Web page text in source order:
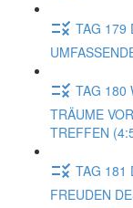
TAG 179
TAG 180
TRÄUME
TREFFEN
TAG 181
FREUDEN